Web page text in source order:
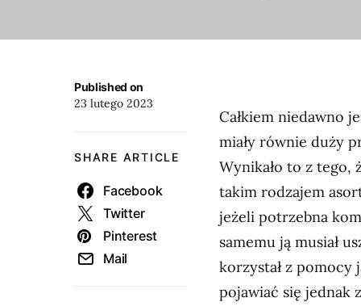
Published on
23 lutego 2023
SHARE ARTICLE
Facebook
Twitter
Pinterest
Mail
Całkiem niedawno
miały równie duży
Wynikało to z tego,
takim rodzajem
jeżeli potrzebna
samemu ją musiał
korzystał z pomocy
pojawiać się jednak